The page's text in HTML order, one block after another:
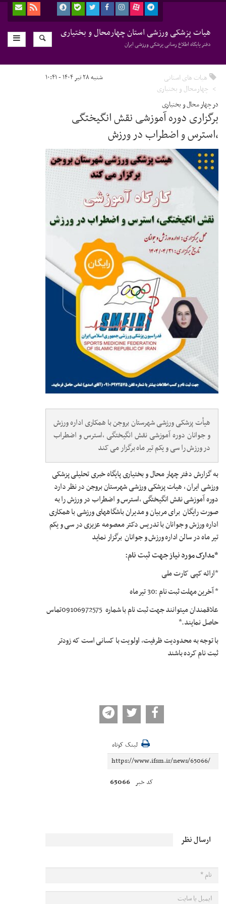
هیات پزشکی ورزشی استان چهارمحال و بختیاری
دفتر پایگاه اطلاع رسانی پزشکی ورزشی ایران
هیات های استانی
چهارمحال و بختیاری
شنبه ۲۸ تیر ۱۴۰۴ - ۱۰:۴۱
در چهار محال و بختیاری
برگزاری دوره آموزشی نقش انگیختگی
،استرس و اضطراب در ورزش
هیأت پزشکی ورزشی شهرستان بروجن با همکاری اداره ورزش
و جوانان دوره آموزشی نقش انگیختگی ،استرس و اضطراب
در ورزش را سی و یکم تیر ماه برگزار می کند
بهگزارش دفتر چهار محال و بختیاری پایگاه خبری تحلیلی پزشکی
ورزشی ایران ،هیات پزشکی ورزشی شهرستان بروجن در نظر دارد
دوره آموزشی نقش انگیختگی ،استرس و اضطراب در ورزشرا به
صورت رایگان برای مربیان و مدیران باشگاههای ورزشی با همکاری
اداره ورزش و جوانانبا تدریسدکتر معصومه عزیزیدر سی و یکم
تیر ماه در سالن اداره ورزش و جوانان برگزار نماید
*مدارک مورد نیاز جهت ثبت نام:
*ارائه کپی کارت ملی
* آخرین مهلت ثبت نام :30 تیرماه
علاقمندان میتوانند جهت ثبت نام با شماره
09106972575تماس
حاصل نمایند.
*
با توجه به محدودیت ظرفیت، اولویت با کسانی است که زودتر
ثبت نام کرده باشند
لینک کوتاه
کد خبر 65066
ارسال نظر